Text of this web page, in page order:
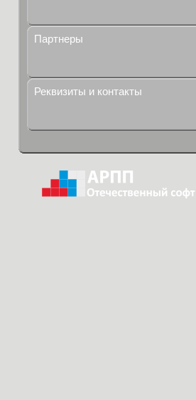
Партнеры
Реквизиты и контакты